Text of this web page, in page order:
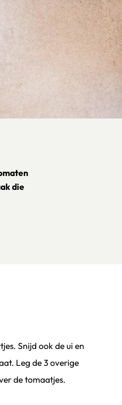
die
Snijd ook de ui en
Leg de 3 overige
de tomaatjes.